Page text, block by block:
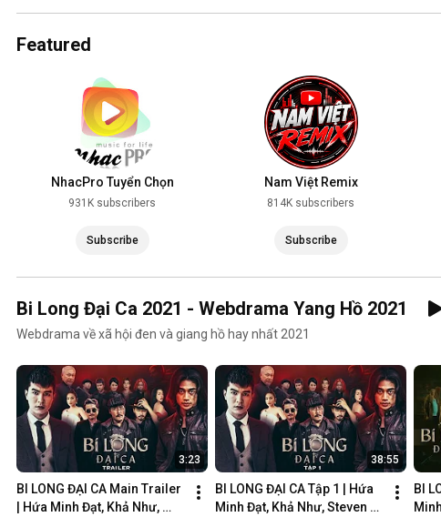
Featured
NhacPro Tuyển Chọn
931K subscribers
Subscribe
Nam Việt Remix
814K subscribers
Subscribe
Bi Long Đại Ca 2021 - Webdrama Yang Hồ 2021
Webdrama về xã hội đen và giang hồ hay nhất 2021
3:23
BI LONG ĐẠI CA Main Trailer
| Hứa Minh Đạt, Khả Như,
38:55
BI LONG ĐẠI CA Tập 1 | Hứa
Minh Đạt, Khả Như, Steven
BI